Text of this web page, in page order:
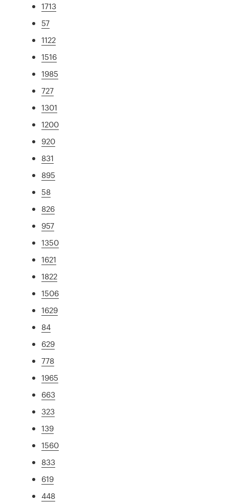
1713
57
1122
1516
1985
727
1301
1200
920
831
895
58
826
957
1350
1621
1822
1506
1629
84
629
778
1965
663
323
139
1560
833
619
448